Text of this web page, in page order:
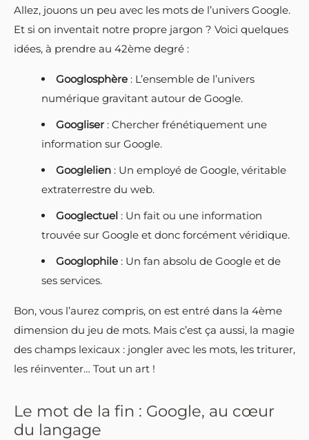
Allez, jouons un peu avec les mots de l’univers Google.
Et si on inventait notre propre jargon ? Voici quelques
idées, à prendre au 42ème degré :
Googlosphère : L’ensemble de l’univers
numérique gravitant autour de Google.
Googliser : Chercher frénétiquement une
information sur Google.
Googlelien : Un employé de Google, véritable
extraterrestre du web.
Googlectuel : Un fait ou une information
trouvée sur Google et donc forcément véridique.
Googlophile : Un fan absolu de Google et de
ses services.
Bon, vous l’aurez compris, on est entré dans la 4ème
dimension du jeu de mots. Mais c’est ça aussi, la magie
des champs lexicaux : jongler avec les mots, les triturer,
les réinventer… Tout un art !
Le mot de la fin : Google, au cœur
du langage